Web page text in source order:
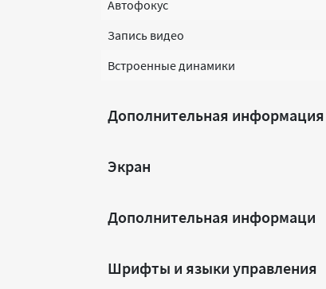
Автофокус
Запись видео
Встроенные динамики
Дополнительная информация
Экран
Дополнительная информаци
Шрифты и языки управления